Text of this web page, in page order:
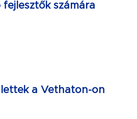
számára
a Vethaton-on